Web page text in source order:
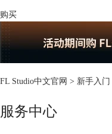
购买
FL Studio中文官网 > 新手入门
服务中心